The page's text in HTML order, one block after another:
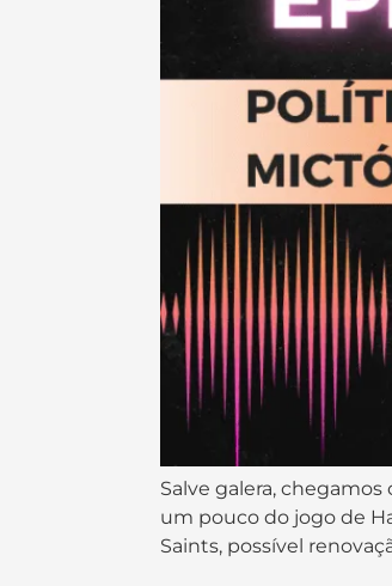
Salve galera,
um pouco do jogo de
Saints, possível